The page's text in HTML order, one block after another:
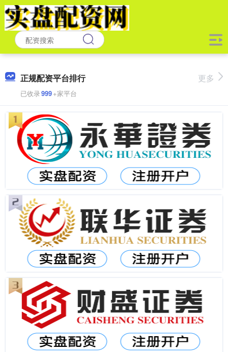
正规配资平台排行
已收录999+家平台
更多